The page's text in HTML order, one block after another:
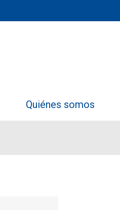
Quiénes somos